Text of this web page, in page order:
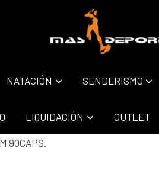
NATACIÓN SENDERISMO
LIQUIDACIÓN OUTLET
90CAPS.